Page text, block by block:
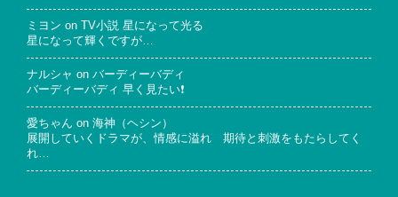
ミヨン on
TV小説 星になって光る
星になって輝くですが…
ナルシャ on バーディーバディ
バーディーバディ 早く見たい❗
愛ちゃん on 海神（ヘシン）
展開していくドラマが、情感に溢れ 期待と刺激をもたらしてく
れ…